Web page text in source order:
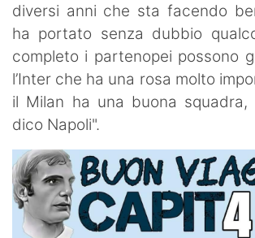
diversi anni che sta facendo
ha portato senza dubbio
completo i partenopei possono
l’Inter che ha una rosa molto
il Milan ha una buona
dico Napoli".